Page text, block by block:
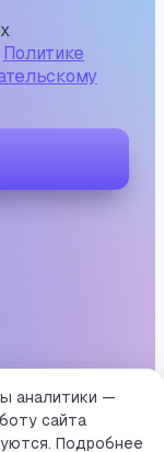
Политике
аналитики —
сайта
Подробнее